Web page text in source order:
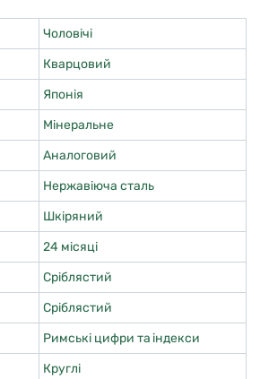
Чоловічі
Кварцовий
Японія
Мінеральне
Аналоговий
Нержавіюча сталь
Шкіряний
24 місяці
Сріблястий
Сріблястий
Римські цифри та індекси
Круглі